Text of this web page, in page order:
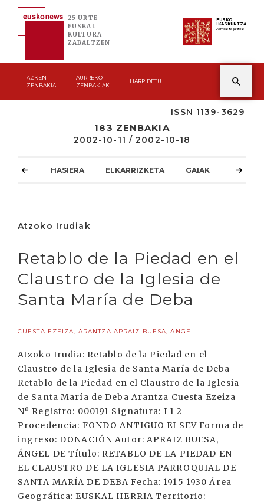
25 URTE
EUSKAL
KULTURA
ZABALTZEN
EUSKO
IKASKUNTZA
Asmoz ta jakitez
AZKEN
ZENBAKIA
AURREKO
ZENBAKIAK
HARPIDETU
ISSN 1139-3629
183 ZENBAKIA
2002-10-11 / 2002-10-18
HASIERA ELKARRIZKETA GAIAK
Atzoko Irudiak
Retablo de la Piedad en el
Claustro de la Iglesia de
Santa María de Deba
CUESTA EZEIZA, ARANTZA APRAIZ BUESA, ANGEL
Atzoko Irudia: Retablo de la Piedad en el
Claustro de la Iglesia de Santa María de Deba
Retablo de la Piedad en el Claustro de la Iglesia
de Santa María de Deba Arantza Cuesta Ezeiza
Nº Registro: 000191 Signatura: I 1 2
Procedencia: FONDO ANTIGUO EI SEV Forma de
ingreso: DONACIÓN Autor: APRAIZ BUESA,
ÁNGEL DE Título: RETABLO DE LA PIEDAD EN
EL CLAUSTRO DE LA IGLESIA PARROQUIAL DE
SANTA MARÍA DE DEBA Fecha: 1915 1930 Área
Geográfica: EUSKAL HERRIA Territorio: